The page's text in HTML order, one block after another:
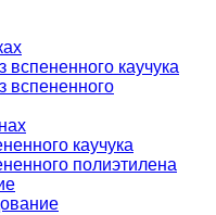
вспененного каучука
вспененного
каучука
полиэтилена